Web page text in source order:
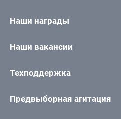
Наши награды
Наши вакансии
Техподдержка
Предвыборная агитация